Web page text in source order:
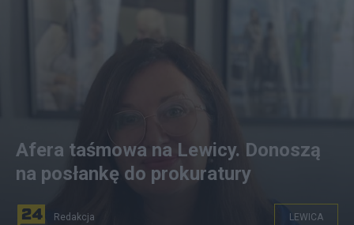
Afera taśmowa na Lewicy. Donoszą
na posłankę do prokuratury
Redakcja LEWICA